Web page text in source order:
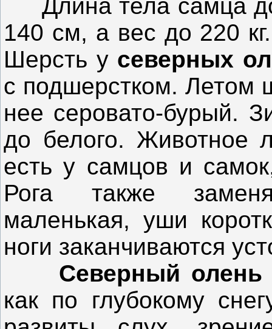
Длина тела самца
140 см, а вес до 220
Шерсть у северных
с подшерстком. Летом
нее серовато-бурый.
до белого. Животное
есть у самцов и
Рога также
маленькая, уши
ноги заканчиваются
Северный
как по глубокому